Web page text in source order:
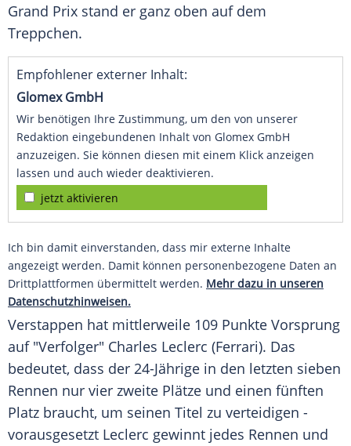
Grand Prix stand er ganz oben auf dem
Treppchen.
Empfohlener externer Inhalt:
Glomex GmbH
Wir benötigen Ihre Zustimmung, um den von unserer
Redaktion eingebundenen Inhalt von Glomex GmbH
anzuzeigen. Sie können diesen mit einem Klick anzeigen
lassen und auch wieder deaktivieren.
jetzt aktivieren
Ich bin damit einverstanden, dass mir externe Inhalte
angezeigt werden. Damit können personenbezogene Daten an
Drittplattformen übermittelt werden. Mehr dazu in unseren
Datenschutzhinweisen.
Verstappen hat mittlerweile 109 Punkte Vorsprung
auf "Verfolger" Charles Leclerc (Ferrari). Das
bedeutet, dass der 24-Jährige in den letzten sieben
Rennen nur vier zweite Plätze und einen fünften
Platz braucht, um seinen Titel zu verteidigen -
vorausgesetzt Leclerc gewinnt jedes Rennen und